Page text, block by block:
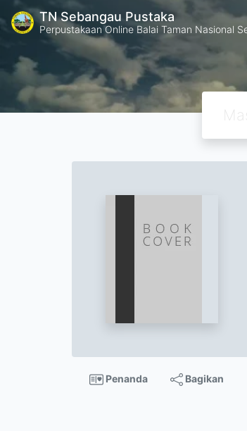
TN Sebangau Pustaka
Perpustakaan Online Balai Taman Nasional
Penanda Bagikan